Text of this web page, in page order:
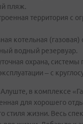
пляж.
территория с
котельная
водный резервуар.
охрана,
– с
в комплексе
для хорошего
стиля жизни. Весь